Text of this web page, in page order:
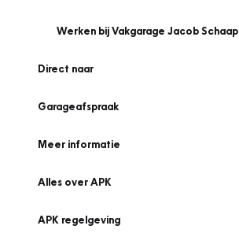
Werken bij Vakgarage Jacob Schaap
Direct naar
Garageafspraak
Meer informatie
Alles over APK
APK regelgeving